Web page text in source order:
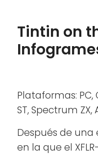
Tintin on
Plataformas:
ST, Spectrum
Después de
en la que el